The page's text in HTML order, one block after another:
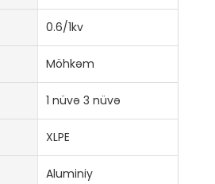
0.6/1kv
Möhkəm
1 nüvə 3 nüvə
XLPE
Aluminiy